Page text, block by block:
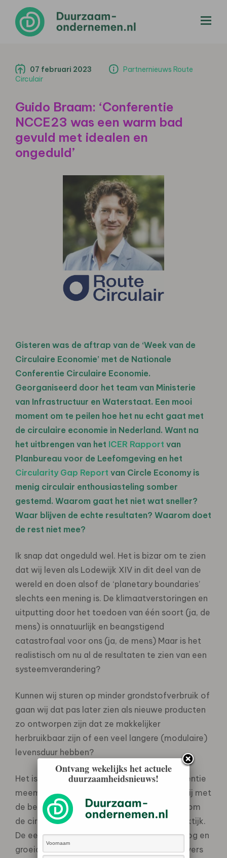
07 februari 2023
Partnernieuws Route
Circulair
Guido Braam: ‘Conferentie
NCCE23 was een warm bad
gevuld met idealen en
ongeduld’
Gisteren was de aftrap van de ‘Week van de
Circulaire Economie’ met de Nationale
Conferentie Circulaire Economie.
Georganiseerd door het team van Ministerie
van Infrastructuur en Waterstaat. Een mooi
moment om te peilen hoe het nu echt gaat met
de circulaire economie in Nederland. Want na
het uitbrengen van het ICER Rapport van
Planbureau voor de Leefomgeving en het
Circularity Gap Report van Circle Economyis
menig circulair enthousiasteling somber
gestemd. Waarom gaat het niet wat sneller?
Waar blijven de echte resultaten? Waarom doet
de rest niet mee?
Ik snap dat ongeduld wel. Het is bizar om te zien
dat wij leven als Lodewijk XIV in dit deel van de
wereld en doen alsof de ‘planetary boundaries’
slechts een mening is. De klimaatverstoringen en
uitputting door het toedoen van één soort (ja, de
mens) is onnatuurlijk en beangstigend
catastrofaal voor ons (ja, de mens) Maar is het
realistisch om nu al de resultaten te zien van een
systeemverandering?
Kunnen wij sturen op minder grondstofverbruik of
gaan wij dat pas later zien als nieuwe producten
zo ontworpen zijn dat ze makkelijker
herbruikbaar zijn of een veel langere (modulaire)
levensduur hebben?
Het is de 6e keer dat ik de nationale conferentie
meemaak en ongeveer het 10e jaar dat ik mij met
de bedrijven van
Powered by Meaning
inzet om
de circulaire wens om te zetten naar de praktijk.
De eerste jaren waren de verwachtingen hoog en
groeide de community snel met een zeer divers
Ontvang wekelijks het actuele
duurzaamheidsnieuws!